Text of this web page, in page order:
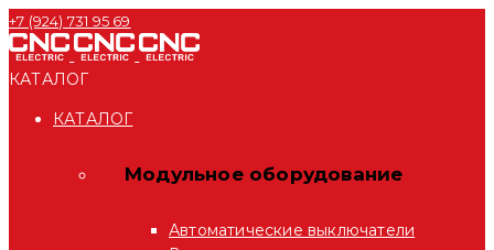
+7 (924) 731 95 69
КАТАЛОГ
КАТАЛОГ
Модульное оборудование
Автоматические выключатели